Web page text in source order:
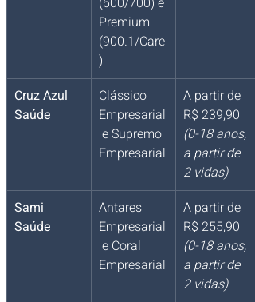
Premium
(900.1/Care
)
Cruz Azul
Saúde
Clássico
Empresarial
e Supremo
Empresarial
A partir de
R$ 239,90
(0-18 anos,
a partir de
2 vidas)
Sami
Saúde
Antares
Empresarial
e Coral
Empresarial
A partir de
R$ 255,90
(0-18 anos,
a partir de
2 vidas)